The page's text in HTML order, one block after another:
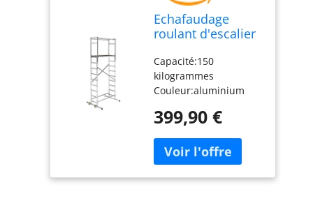
Echafaudage
roulant d'escalier
extérieur
2,5m/4,5m en
aluminium Hailo
HobbyStep H5
Capacité:150
kilogrammes
Couleur:aluminium
:18 x 250 x 50
kilogrammes Type de
materiau:Aluminium
399,90 €